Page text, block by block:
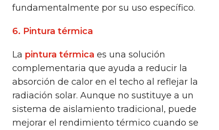
fundamentalmente por su uso específico.
6. Pintura térmica
La pintura térmica es una solución
complementaria que ayuda a reducir la
absorción de calor en el techo al reflejar la
radiación solar. Aunque no sustituye a un
sistema de aislamiento tradicional, puede
mejorar el rendimiento térmico cuando se